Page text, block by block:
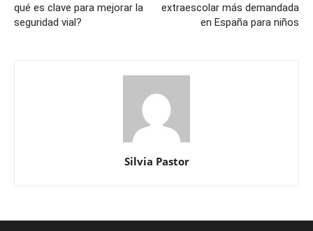
qué es clave para mejorar la
seguridad vial?
extraescolar más demandada
en España para niños
Silvia Pastor